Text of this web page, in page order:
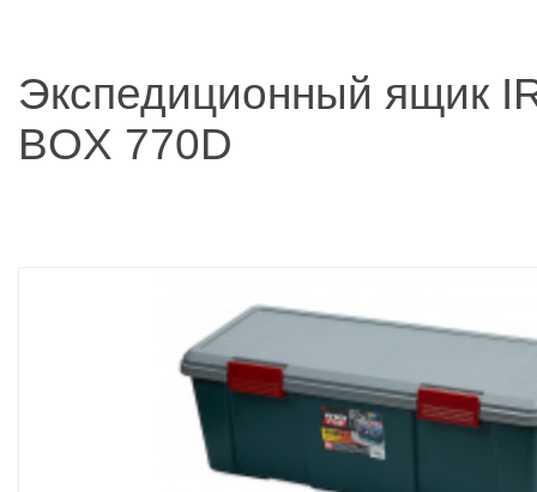
Экспедиционный ящик
BOX 770D